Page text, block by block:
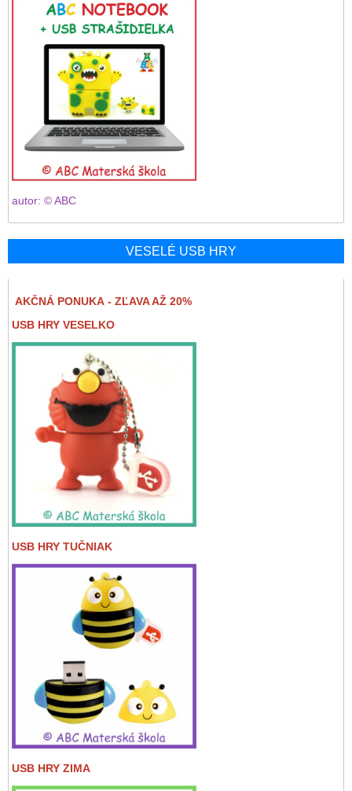
autor: © ABC
VESELÉ USB HRY
AKČNÁ PONUKA - ZĽAVA AŽ 20%
USB HRY VESELKO
USB HRY TUČNIAK
USB HRY ZIMA